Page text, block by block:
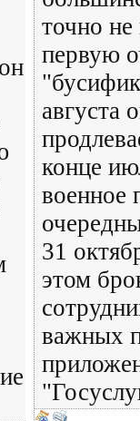
точно не
первую
августа
конце
военное
31
этом
важных